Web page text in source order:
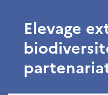
Elevage